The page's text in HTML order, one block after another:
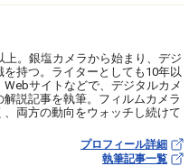
上。銀塩カメラから始まり、デジ
持つ。ライターとしても10年以
サイトなどで、デジタルカメ
説記事を執筆。フィルムカメラ
両方の動向をウォッチし続けて
プロフィール詳細
執筆記事一覧